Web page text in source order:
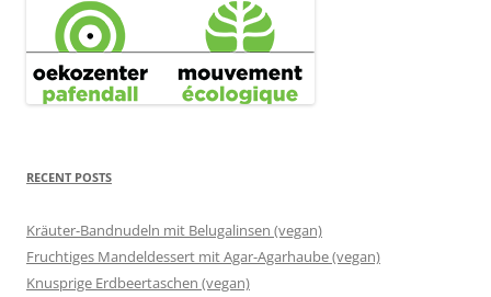
RECENT POSTS
Kräuter-Bandnudeln mit Belugalinsen (vegan)
Fruchtiges Mandeldessert mit Agar-Agarhaube (vegan)
Knusprige Erdbeertaschen (vegan)